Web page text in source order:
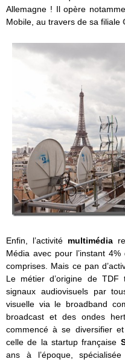
Allemagne ! Il opère
Mobile, au travers de sa filiale
Enfin, l’activité multimédia
Média avec pour l’instant
comprises. Mais ce pan
Le métier d’origine de
signaux audiovisuels par
visuelle via le broadband
broadcast et des ondes
commencé à se diversifier
celle de la startup française
ans à l’époque,